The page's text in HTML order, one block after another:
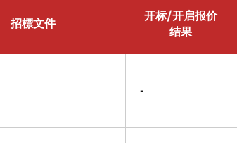
招標文件
开标/开启报价
结果
-